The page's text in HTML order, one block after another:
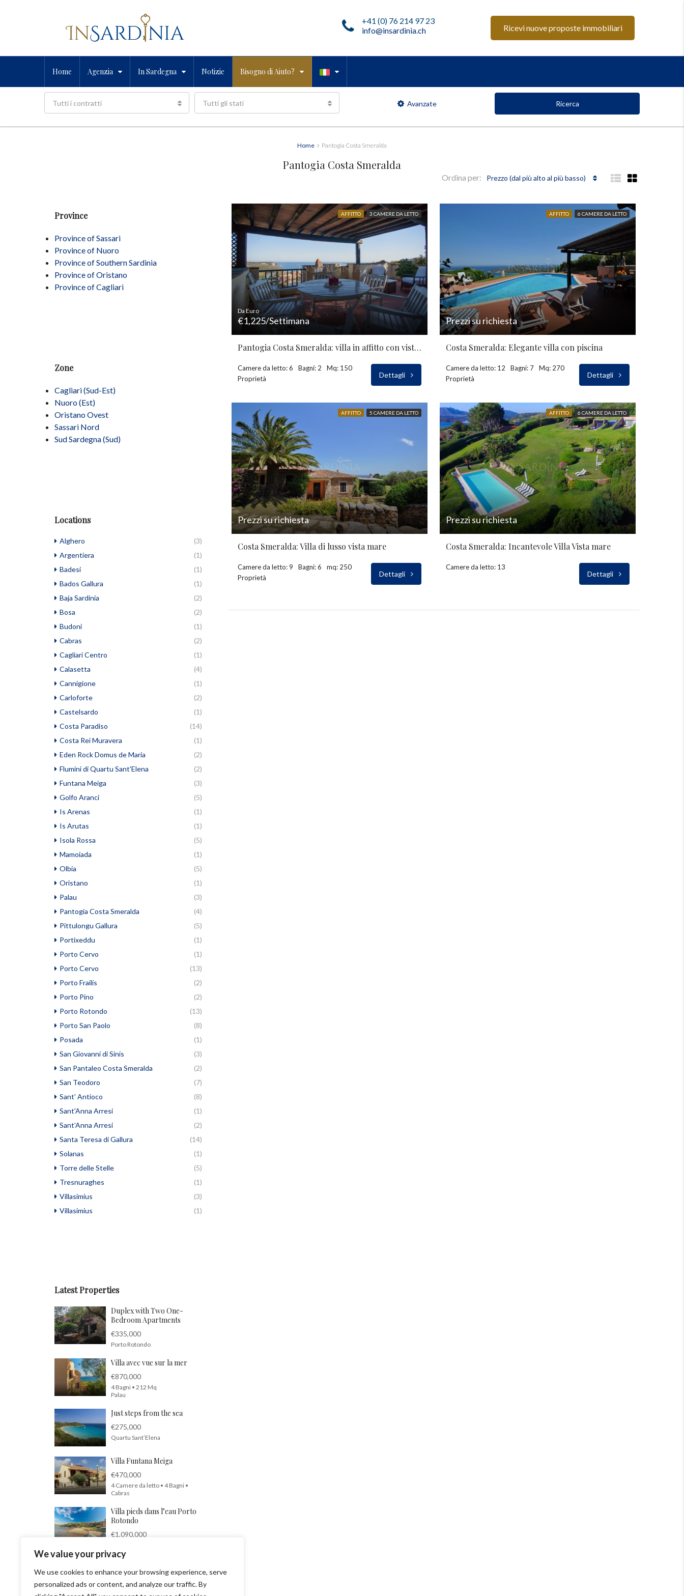
We value your privacy
We use cookies to enhance your browsing experience, serve
personalized ads or content, and analyze our traffic. By
Ricevi nuove proposte immobiliari
+41 (0) 76 214 97 23
info@insardinia.ch
Home Agenzia In Sardegna Notizie Bisogno di Aiuto?
Tutti i contratti Tutti gli stati Avanzate Ricerca
Home Pantogia Costa Smeralda
Pantogia Costa Smeralda
Ordina per: Prezzo (dal più alto al più basso)
AFFITTO 3 CAMERE DA LETTO
Da Euro
€1,225/Settimana
Pantogia Costa Smeralda: villa in affitto con vista mare
Camere da letto: 6 Bagni: 2
Mq: 150
Proprietà
Dettagli
AFFITTO 6 CAMERE DA LETTO
Prezzi su richiesta
Costa Smeralda: Elegante villa con piscina
Camere da letto: 12 Bagni: 7
Mq: 270
Proprietà
Dettagli
AFFITTO 5 CAMERE DA LETTO
Prezzi su richiesta
Costa Smeralda: Villa di lusso vista mare
Camere da letto: 9 Bagni: 6
mq: 250
Proprietà
Dettagli
AFFITTO 6 CAMERE DA LETTO
Prezzi su richiesta
Costa Smeralda: Incantevole Villa Vista mare
Camere da letto: 13
Dettagli
Province
Province of Sassari
Province of Nuoro
Province of Southern Sardinia
Province of Oristano
Province of Cagliari
Zone
Cagliari (Sud-Est)
Nuoro (Est)
Oristano Ovest
Sassari Nord
Sud Sardegna (Sud)
Locations
Alghero
(3)
Argentiera
(1)
Badesi
(1)
Bados Gallura
(1)
Baja Sardinia
(2)
Bosa
(2)
Budoni
(1)
Cabras
(2)
Cagliari Centro
(1)
Calasetta
(4)
Cannigione
(1)
Carloforte
(2)
Castelsardo
(1)
Costa Paradiso
(14)
Costa Rei Muravera
(1)
Eden Rock Domus de Maria
(2)
Flumini di Quartu Sant'Elena
(2)
Funtana Meiga
(3)
Golfo Aranci
(5)
Is Arenas
(1)
Is Arutas
(1)
Isola Rossa
(5)
Mamoiada
(1)
Olbia
(5)
Oristano
(1)
Palau
(3)
Pantogia Costa Smeralda
(4)
Pittulongu Gallura
(5)
Portixeddu
(1)
Porto Cervo
(1)
Porto Cervo
(13)
Porto Frailis
(2)
Porto Pino
(2)
Porto Rotondo
(13)
Porto San Paolo
(8)
Posada
(1)
San Giovanni di Sinis
(3)
San Pantaleo Costa Smeralda
(2)
San Teodoro
(7)
Sant' Antioco
(8)
Sant'Anna Arresi
(1)
Sant’Anna Arresi
(2)
Santa Teresa di Gallura
(14)
Solanas
(1)
Torre delle Stelle
(5)
Tresnuraghes
(1)
Villasimius
(3)
Villasimius
(1)
Latest Properties
Duplex with Two One-
Bedroom Apartments
€335,000
Porto Rotondo
Villa avec vue sur la mer
€870,000
4 Bagni • 212 Mq
Palau
Just steps from the sea
€275,000
Quartu Sant’Elena
Villa Funtana Meiga
€470,000
4 Camere da letto • 4 Bagni •
Cabras
Villa pieds dans l’eau Porto
Rotondo
€1,090,000
Mq
Porto Rotondo